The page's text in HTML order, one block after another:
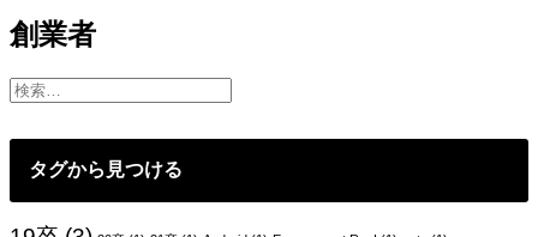
創業者
タグから見つける